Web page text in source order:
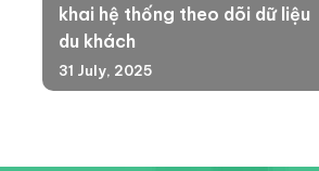
khai hệ thống theo dõi dữ liệu
du khách
31 July, 2025